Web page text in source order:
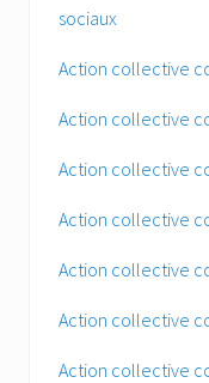
sociaux
Action collective
Action collective
Action collective
Action collective
Action collective
Action collective
Action collective